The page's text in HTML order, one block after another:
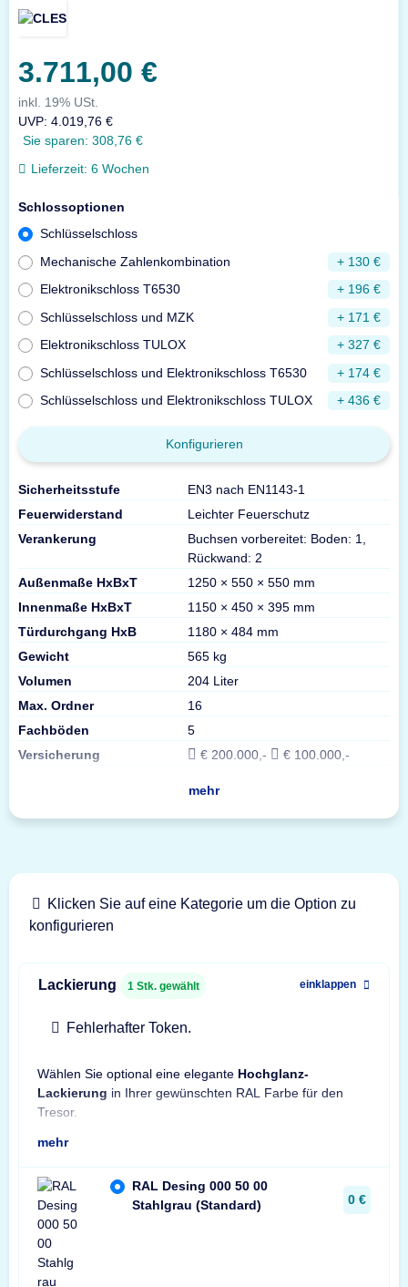
3.711,00 €
inkl. 19% USt.
UVP: 4.019,76 €
Sie sparen: 308,76 €
Lieferzeit: 6 Wochen
Schlossoptionen
Schlüsselschloss
Mechanische Zahlenkombination
+ 130 €
Elektronikschloss T6530
+ 196 €
Schlüsselschloss und MZK
+ 171 €
Elektronikschloss TULOX
+ 327 €
Schlüsselschloss und Elektronikschloss T6530
+ 174 €
Schlüsselschloss und Elektronikschloss TULOX
+ 436 €
Konfigurieren
Sicherheitsstufe
EN3 nach EN1143-1
Feuerwiderstand
Leichter Feuerschutz
Verankerung
Buchsen vorbereitet: Boden: 1,
Rückwand: 2
Außenmaße HxBxT
1250 × 550 × 550 mm
Innenmaße HxBxT
1150 × 450 × 395 mm
Türdurchgang HxB
1180 × 484 mm
Gewicht
565 kg
Volumen
204 Liter
Max. Ordner
16
Fachböden
5
Versicherung
€ 200.000,- € 100.000,-
mehr
Klicken Sie auf eine Kategorie um die Option zu
konfigurieren
Lackierung 1 Stk. gewählt einklappen
Fehlerhafter Token.
Wählen Sie optional eine elegante Hochglanz-
Lackierung in Ihrer gewünschten RAL Farbe für den
Tresor.
mehr
RAL Desing 000 50 00
Stahlgrau (Standard)
0 €